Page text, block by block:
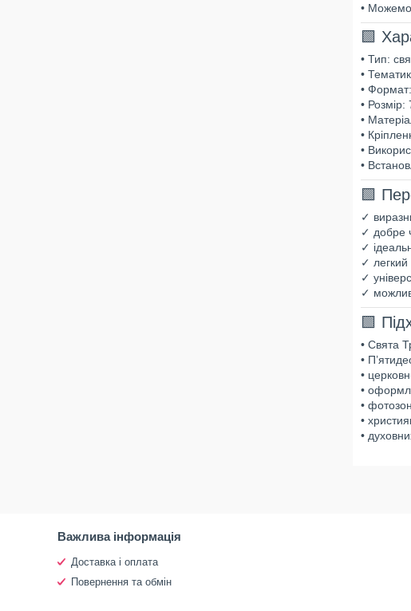
• Можемо
🟩
• Тип:
•
•
•
•
•
•
•
🟩
✓
✓ добре
✓
✓
✓
✓
🟩
• Свята
•
•
•
• фотозон
•
•
Важлива інформація
Доставка і оплата
Повернення та обмін